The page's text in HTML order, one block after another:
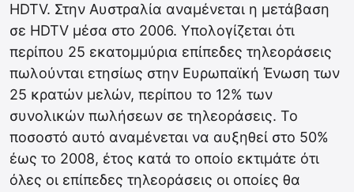
HDTV. Στην Αυστραλία αναμένεται η μετάβαση
σε HDTV μέσα στο 2006. Υπολογίζεται ότι
περίπου 25 εκατομμύρια επίπεδες τηλεοράσεις
πωλούνται ετησίως στην Ευρωπαϊκή Ένωση των
25 κρατών μελών, περίπου το 12% των
συνολικών πωλήσεων σε τηλεοράσεις. Το
ποσοστό αυτό αναμένεται να αυξηθεί στο 50%
έως το 2008, έτος κατά το οποίο εκτιμάτε ότι
όλες οι επίπεδες τηλεοράσεις οι οποίες θα